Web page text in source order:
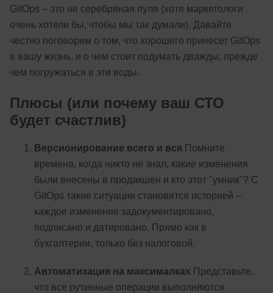
GitOps – это не серебряная пуля (хотя маркетологи
очень хотели бы, чтобы мы так думали). Давайте
честно поговорим о том, что хорошего принесет GitOps
в вашу жизнь, и о чем стоит подумать дважды, прежде
чем погружаться в эти воды.
Плюсы (или почему ваш СТО
будет счастлив)
Версионирование всего и вся Помните
времена, когда никто не знал, какие изменения
были внесены в продакшен и кто этот "умник"? С
GitOps такие ситуации становятся историей –
каждое изменение задокументировано,
подписано и датировано. Прямо как в
бухгалтерии, только без налоговой.
Автоматизация на максималках Представьте,
что все рутинные операции выполняются